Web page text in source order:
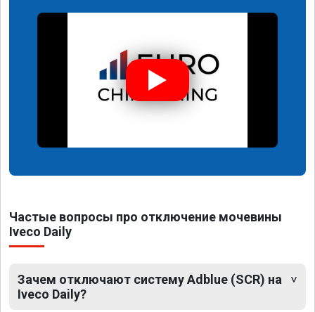
Частые вопросы про отключение мочевины
Iveco Daily
Зачем отключают систему Adblue (SCR) на
Iveco Daily?